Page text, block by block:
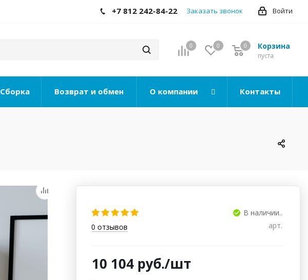
Войти
+7 812 242-84-22 Заказать звонок
0 0 Корзина
0
пуста
0
Сборка Возврат и обмен О компании Контакты
0 отзывов
В наличии..
арт.
10 104руб./шт